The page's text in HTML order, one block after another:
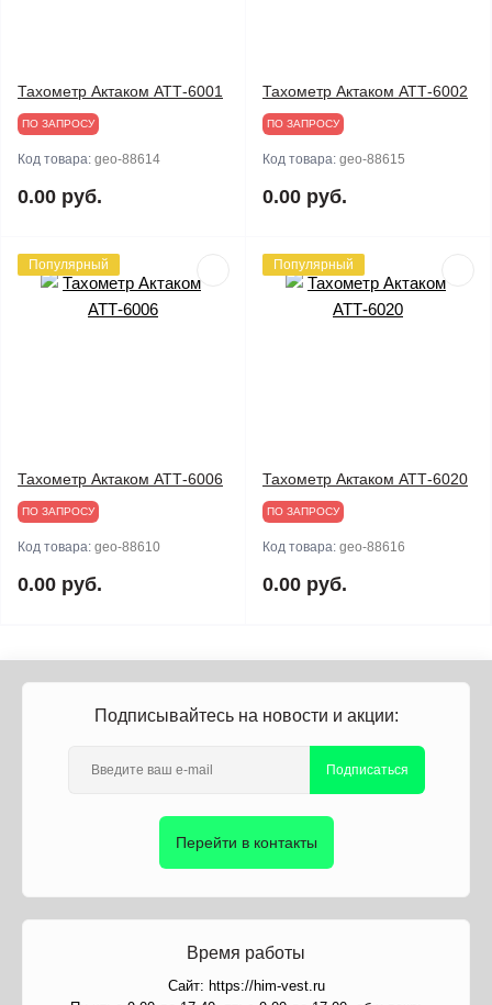
Тахометр Актаком АТТ-6001
ПО ЗАПРОСУ
Код товара: geo-88614
0.00 руб.
Тахометр Актаком АТТ-6002
ПО ЗАПРОСУ
Код товара: geo-88615
0.00 руб.
Популярный
Тахометр Актаком АТТ-6006
ПО ЗАПРОСУ
Код товара: geo-88610
0.00 руб.
Популярный
Тахометр Актаком АТТ-6020
ПО ЗАПРОСУ
Код товара: geo-88616
0.00 руб.
Подписывайтесь на новости и акции:
Подписаться
Перейти в контакты
Время работы
Сайт: https://him-vest.ru